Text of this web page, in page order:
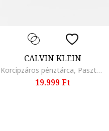
CALVIN KLEIN
Körcipzáros pénztárca, Pasztellrózsaszín
19.999 Ft